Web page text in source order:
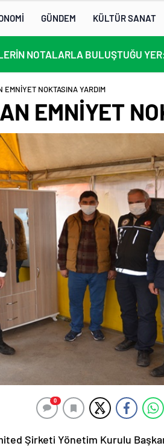
GÜNDEM KÜLTÜR SANAT
EMNİYET NOKTASINA YARDIM
EMNİYET
0
Şirketi Yönetim Kurulu